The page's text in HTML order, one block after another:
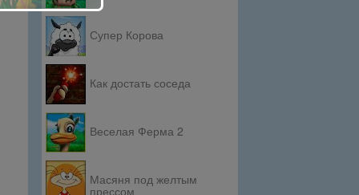
Супер Корова
Как достать соседа
Веселая Ферма 2
Масяня под желтым
прессом